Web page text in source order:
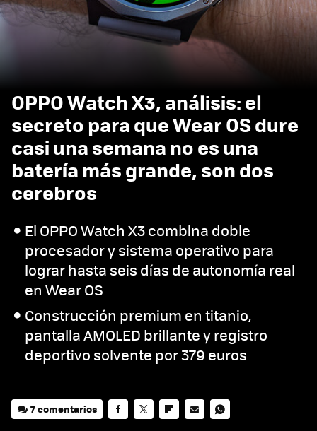
OPPO Watch X3, análisis: el
secreto para que Wear OS dure
casi una semana no es una
batería más grande, son dos
cerebros
El OPPO Watch X3 combina doble
procesador y sistema operativo para
lograr hasta seis días de autonomía real
en Wear OS
Construcción premium en titanio,
pantalla AMOLED brillante y registro
deportivo solvente por 379 euros
7 comentarios